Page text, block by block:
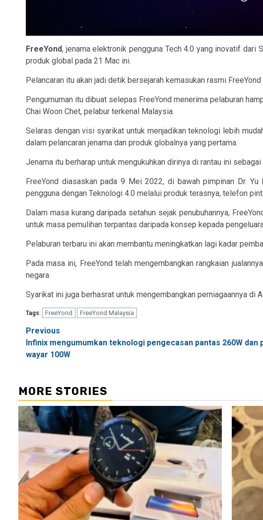
FreeYond, jenama elektronik pengguna Tech 4.0 yang inovatif dari
produk global pada 21 Mac ini.
Pelancaran itu akan jadi detik bersejarah kemasukan rasmi
Pengumuman itu dibuat selepas FreeYond menerima pelaburan
Chai Woon Chet, pelabur terkenal Malaysia.
Selaras dengan visi syarikat untuk menjadikan teknologi lebih
dalam pelancaran jenama dan produk globalnya yang pertama.
Jenama itu berharap untuk mengukuhkan dirinya di rantau ini
FreeYond diasaskan pada 9 Mei 2022, di bawah pimpinan Dr.
pengguna dengan Teknologi 4.0 melalui produk terasnya, telefon
Dalam masa kurang daripada setahun sejak penubuhannya,
untuk masa pemulihan terpantas daripada konsep kepada
Pelaburan terbaru ini akan membantu meningkatkan lagi kadar
Pada masa ini, FreeYond telah mengembangkan rangkaian
negara.
Syarikat ini juga berhasrat untuk mengembangkan perniagaannya di
Tags: FreeYond FreeYond Malaysia
Post
navigation
Previous
Infinix mengumumkan teknologi pengecasan pantas 260W dan
wayar 100W
MORE STORIES